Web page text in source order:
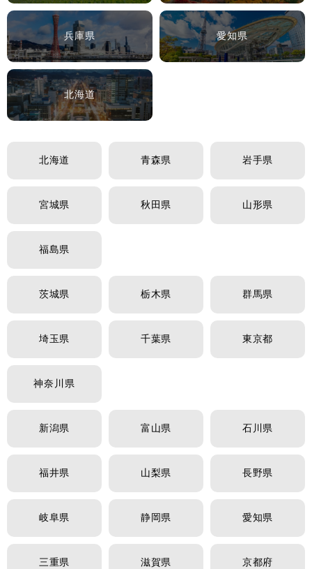
兵庫県 愛知県
北海道
北海道 青森県 岩手県
宮城県 秋田県 山形県
福島県
茨城県 栃木県 群馬県
埼玉県 千葉県 東京都
神奈川県
新潟県 富山県 石川県
福井県 山梨県 長野県
岐阜県 静岡県 愛知県
三重県 滋賀県 京都府